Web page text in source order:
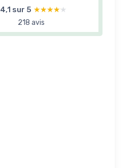
4,1 sur 5 ★★★★★
★★★★★
218 avis